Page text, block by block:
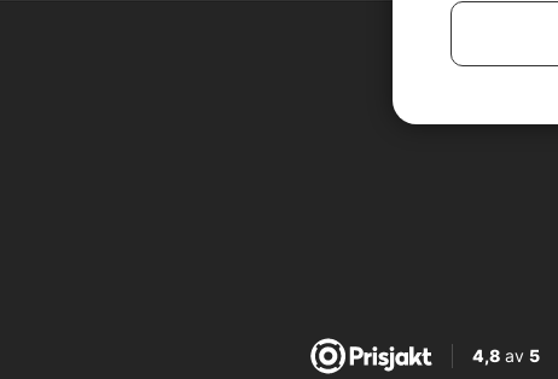
4,8 av5